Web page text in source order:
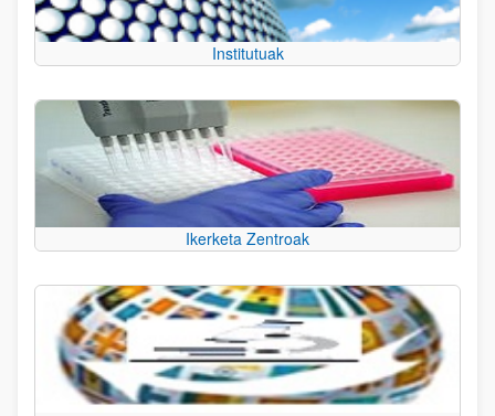
Institutuak
Ikerketa Zentroak